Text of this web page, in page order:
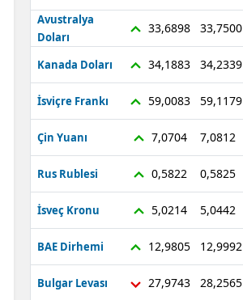
Avustralya
Doları
33,6898 33,7500
Kanada Doları 34,1883 34,2339
İsviçre Frankı 59,0083 59,1179
Çin Yuanı 7,0704 7,0812
Rus Rublesi 0,5822 0,5825
İsveç Kronu 5,0214 5,0442
BAE Dirhemi 12,9805 12,9992
Bulgar Levası 27,9743 28,2565